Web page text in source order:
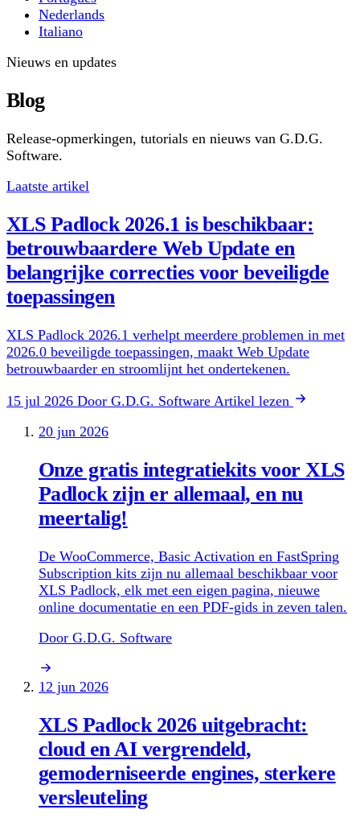
Nederlands
Italiano
Nieuws en updates
Blog
Release-opmerkingen, tutorials en nieuws van G.D.G.
Software.
Laatste artikel
XLS Padlock 2026.1 is beschikbaar:
betrouwbaardere Web Update en
belangrijke correcties voor beveiligde
toepassingen
XLS Padlock 2026.1 verhelpt meerdere problemen in met
2026.0 beveiligde toepassingen, maakt Web Update
betrouwbaarder en stroomlijnt het ondertekenen.
15 jul 2026 Door G.D.G. Software Artikel lezen
20 jun 2026
Onze gratis integratiekits voor XLS
Padlock zijn er allemaal, en nu
meertalig!
De WooCommerce, Basic Activation en FastSpring
Subscription kits zijn nu allemaal beschikbaar voor
XLS Padlock, elk met een eigen pagina, nieuwe
online documentatie en een PDF-gids in zeven talen.
Door G.D.G. Software
12 jun 2026
XLS Padlock 2026 uitgebracht:
cloud en AI vergrendeld,
gemoderniseerde engines, sterkere
versleuteling